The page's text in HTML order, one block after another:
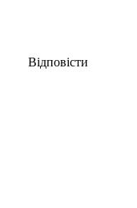
Відповісти